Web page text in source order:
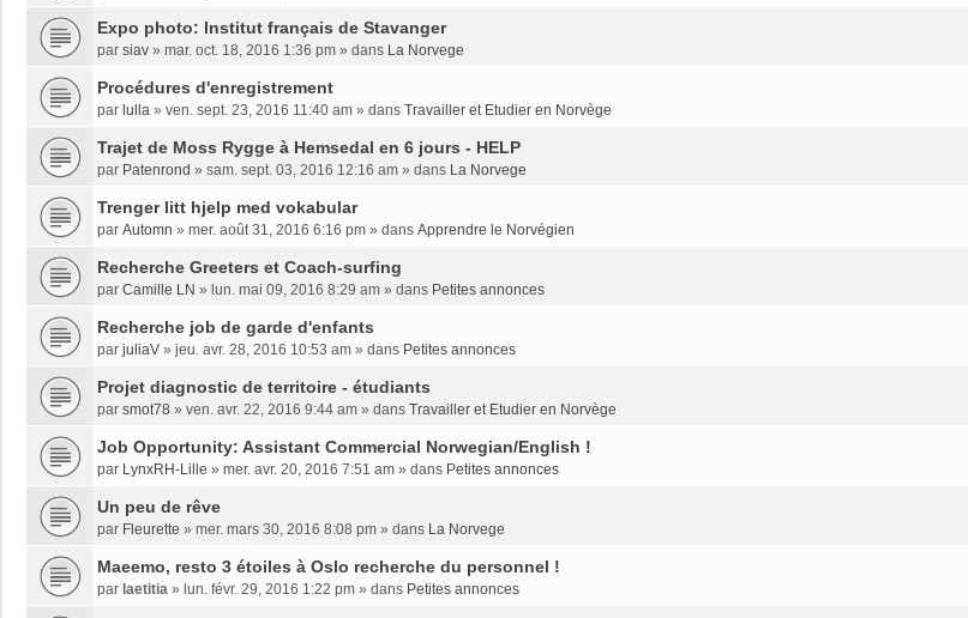
Expo photo: Institut français de Stavanger
par siav » mar. oct. 18, 2016 1:36 pm » dans La Norvege
Procédures d'enregistrement
par lulla » ven. sept. 23, 2016 11:40 am » dans Travailler et Etudier en Norvège
Trajet de Moss Rygge à Hemsedal en 6 jours - HELP
par Patenrond » sam. sept. 03, 2016 12:16 am » dans La Norvege
Trenger litt hjelp med vokabular
par Automn » mer. août 31, 2016 6:16 pm » dans Apprendre le Norvégien
Recherche Greeters et Coach-surfing
par Camille LN » lun. mai 09, 2016 8:29 am » dans Petites annonces
Recherche job de garde d'enfants
par juliaV » jeu. avr. 28, 2016 10:53 am » dans Petites annonces
Projet diagnostic de territoire - étudiants
par smot78 » ven. avr. 22, 2016 9:44 am » dans Travailler et Etudier en Norvège
Job Opportunity: Assistant Commercial Norwegian/English !
par LynxRH-Lille » mer. avr. 20, 2016 7:51 am » dans Petites annonces
Un peu de rêve
par Fleurette » mer. mars 30, 2016 8:08 pm » dans La Norvege
Maeemo, resto 3 étoiles à Oslo recherche du personnel !
par laetitia » lun. févr. 29, 2016 1:22 pm » dans Petites annonces